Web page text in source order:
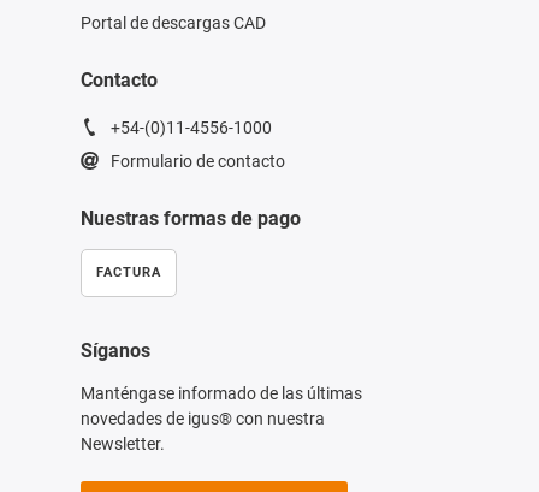
Portal de descargas CAD
Contacto
+54-(0)11-4556-1000
Formulario de contacto
Nuestras formas de pago
FACTURA
Síganos
Manténgase informado de las últimas
novedades de igus® con nuestra
Newsletter.